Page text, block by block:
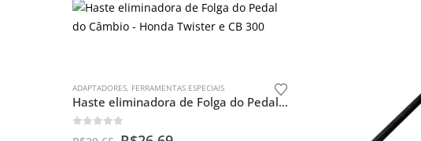
ADAPTADORES, FERRAMENTAS ESPECIAIS
Haste eliminadora de Folga do Pedal do Câmbio – Honda Twister e CB 300